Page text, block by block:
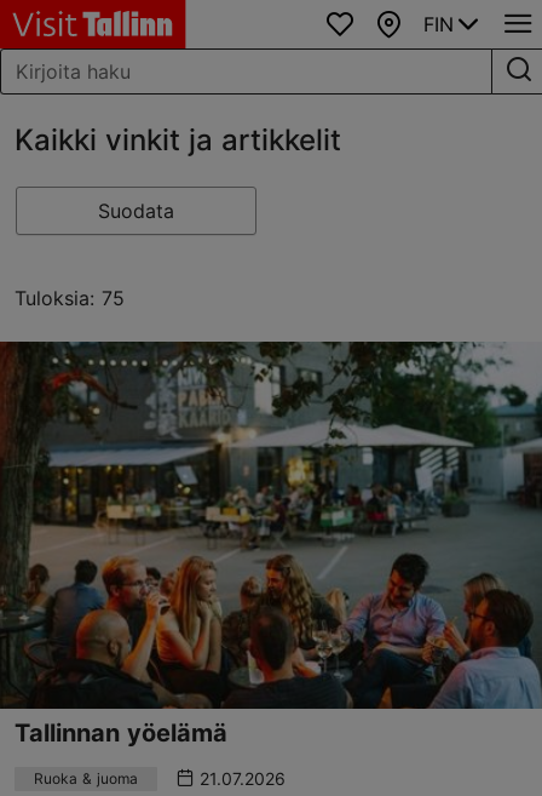
SuosikitKartta
FIN
Kaikki vinkit ja artikkelit
Suodata
Tuloksia: 75
Tallinnan yöelämä
Ruoka & juoma 21.07.2026